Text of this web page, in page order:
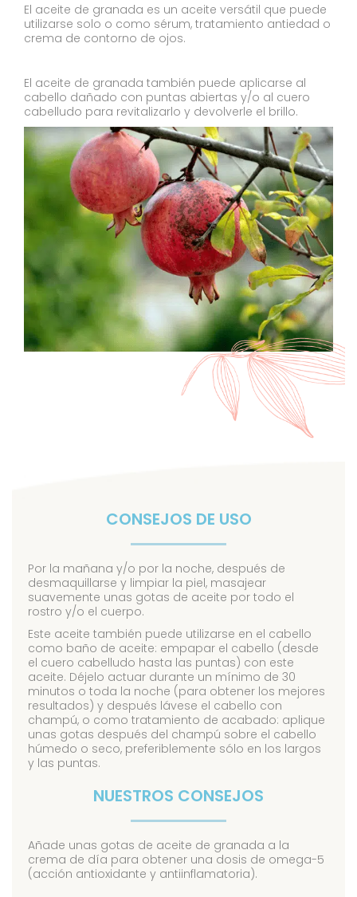
El aceite de granada es un aceite versátil que puede
utilizarse solo o como sérum, tratamiento antiedad o
crema de contorno de ojos.
El aceite de granada también puede aplicarse al
cabello dañado con puntas abiertas y/o al cuero
cabelludo para revitalizarlo y devolverle el brillo.
CONSEJOS DE USO
Por la mañana y/o por la noche, después de
desmaquillarse y limpiar la piel, masajear
suavemente unas gotas de aceite por todo el
rostro y/o el cuerpo.
Este aceite también puede utilizarse en el cabello
como baño de aceite: empapar el cabello (desde
el cuero cabelludo hasta las puntas) con este
aceite. Déjelo actuar durante un mínimo de 30
minutos o toda la noche (para obtener los mejores
resultados) y después lávese el cabello con
champú, o como tratamiento de acabado: aplique
unas gotas después del champú sobre el cabello
húmedo o seco, preferiblemente sólo en los largos
y las puntas.
NUESTROS CONSEJOS
Añade unas gotas de aceite de granada a la
crema de día para obtener una dosis de omega-5
(acción antioxidante y antiinflamatoria).